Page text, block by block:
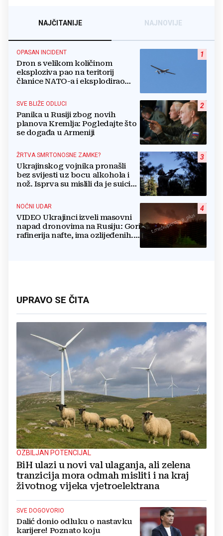
NAJČITANIJE NAJNOVIJE
1
OPASAN INCIDENT
Dron s velikom količinom
eksploziva pao na teritorij
članice NATO-a i eksplodirao
2
SVE BLIŽE ODLUCI
Panika u Rusiji zbog novih
planova Kremlja: Pogledajte što
se događa u Armeniji
3
ŽRTVA SMRTONOSNE ZAMKE?
Ukrajinskog vojnika pronašli
bez svijesti uz bocu alkohola i
nož. Isprva su mislili da je suicid,
4
NOĆNI UDAR
VIDEO Ukrajinci izveli masovni
napad dronovima na Rusiju: Gori
rafinerija nafte, ima ozlijeđenih.
UPRAVO SE ČITA
OZBILJAN POTENCIJAL
BiH ulazi u novi val ulaganja, ali zelena
tranzicija mora odmah misliti i na kraj
životnog vijeka vjetroelektrana
SVE DOGOVORIO
Dalić donio odluku o nastavku
karijere! Poznato koju